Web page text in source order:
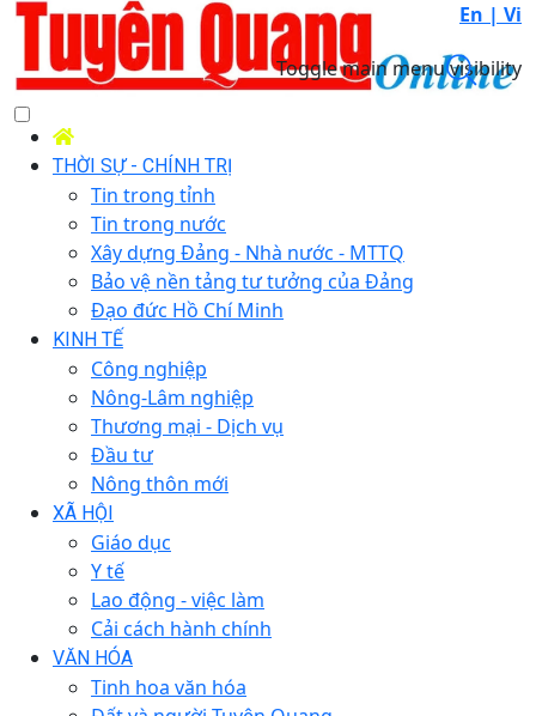
En | Vi
Toggle main menu visibility
THỜI SỰ - CHÍNH TRỊ
Tin trong tỉnh
Tin trong nước
Xây dựng Đảng - Nhà nước - MTTQ
Bảo vệ nền tảng tư tưởng của Đảng
Đạo đức Hồ Chí Minh
KINH TẾ
Công nghiệp
Nông-Lâm nghiệp
Thương mại - Dịch vụ
Đầu tư
Nông thôn mới
XÃ HỘI
Giáo dục
Y tế
Lao động - việc làm
Cải cách hành chính
VĂN HÓA
Tinh hoa văn hóa